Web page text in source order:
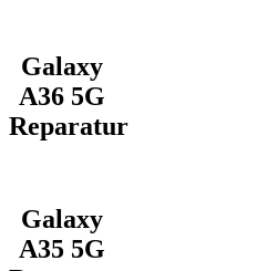
Galaxy
A36 5G
Reparatur
Galaxy
A35 5G